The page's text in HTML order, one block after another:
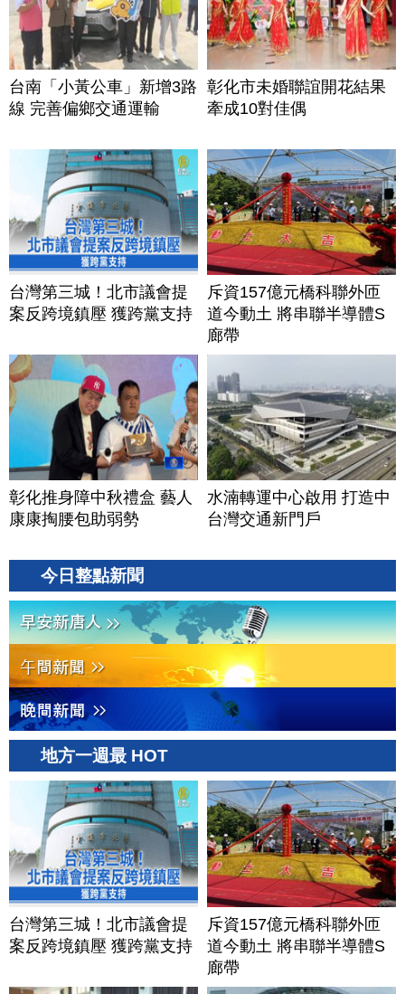
台南「小黃公車」新增3路
線 完善偏鄉交通運輸
彰化市未婚聯誼開花結果
牽成10對佳偶
台灣第三城！北市議會提
案反跨境鎮壓 獲跨黨支持
斥資157億元橋科聯外匝
道今動土 將串聯半導體S
廊帶
彰化推身障中秋禮盒 藝人
康康掏腰包助弱勢
水湳轉運中心啟用 打造中
台灣交通新門戶
今日整點新聞
地方一週最 HOT
台灣第三城！北市議會提
案反跨境鎮壓 獲跨黨支持
斥資157億元橋科聯外匝
道今動土 將串聯半導體S
廊帶